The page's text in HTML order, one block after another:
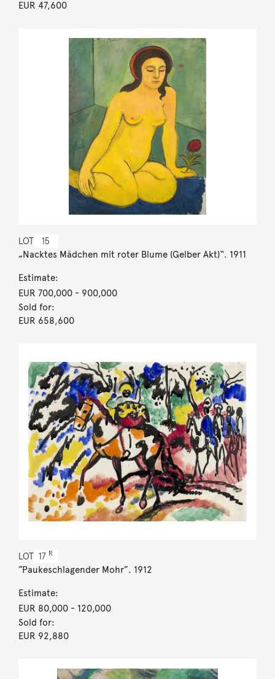
EUR 47,600
LOT 15
„Nacktes Mädchen mit roter Blume (Gelber Akt)“. 1911
Estimate:
EUR 700,000- 900,000
Sold for:
EUR 658,600
LOT 17 R
”Paukeschlagender Mohr”. 1912
Estimate:
EUR 80,000- 120,000
Sold for:
EUR 92,880